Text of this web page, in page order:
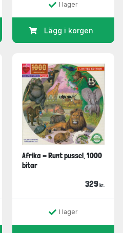
I lager
Lägg i korgen
Afrika - Runt pussel, 1000
bitar
329 kr.
I lager